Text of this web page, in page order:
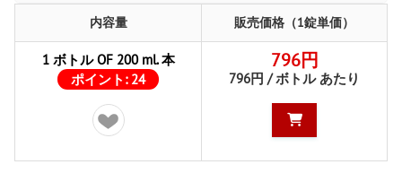
内容量 販売価格（1錠単価）
1 ボトル OF 200 ml. 本
ポイント: 24
796円
796円 / ボトル あたり